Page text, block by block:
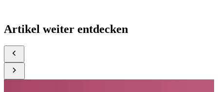
Artikel weiter entdecken